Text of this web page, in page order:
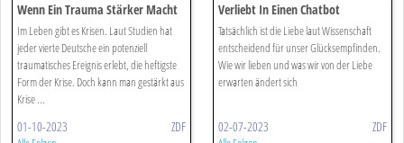
Wenn Ein Trauma Stärker Macht
Im Leben gibt es Krisen. Laut Studien hat
jeder vierte Deutsche ein potenziell
traumatisches Ereignis erlebt, die heftigste
Form der Krise. Doch kann man gestärkt aus
Krise ...
01-10-2023 ZDF
Verliebt In Einen Chatbot
Tatsächlich ist die Liebe laut Wissenschaft
entscheidend für unser Glücksempfinden.
Wie wir lieben und was wir von der Liebe
erwarten ändert sich
02-07-2023 ZDF